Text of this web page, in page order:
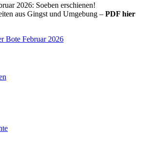
2026: Soeben erschienen!
aus Gingst und Umgebung – PDF hier
Bote Februar 2026